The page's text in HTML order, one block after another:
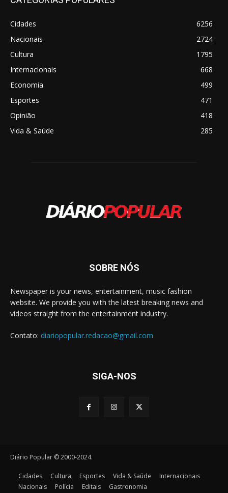
Cidades
6256
Nacionais
2724
Cultura
1795
Internacionais
668
Economia
499
Esportes
471
Opinião
418
Vida & Saúde
285
SOBRE NÓS
Newspaper is your news, entertainment, music fashion
website. We provide you with the latest breaking news and
videos straight from the entertainment industry.
Contato: diariopopular.redacao@gmail.com
SIGA-NOS
Diário Popular © 2000-2024.
Cidades Cultura Esportes Vida & Saúde
Internacionais
Nacionais
Polícia Editais Gastronomia